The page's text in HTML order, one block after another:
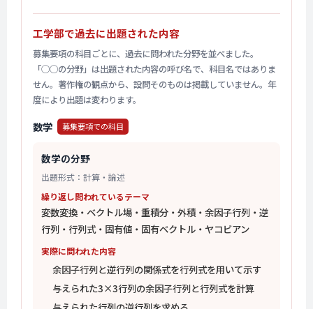
工学部で過去に出題された内容
募集要項の科目ごとに、過去に問われた分野を並べました。
「◯◯の分野」は出題された内容の呼び名で、科目名ではありま
せん。著作権の観点から、設問そのものは掲載していません。年
度により出題は変わります。
数学 募集要項での科目
数学の分野
出題形式：計算・論述
繰り返し問われているテーマ
変数変換・ベクトル場・重積分・外積・余因子行列・逆
行列・行列式・固有値・固有ベクトル・ヤコビアン
実際に問われた内容
余因子行列と逆行列の関係式を行列式を用いて示す
与えられた3×3行列の余因子行列と行列式を計算